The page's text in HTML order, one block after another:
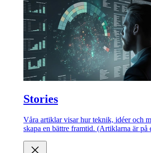
Stories
Våra artiklar visar hur teknik, idéer och
skapa en bättre framtid. (Artiklarna är på